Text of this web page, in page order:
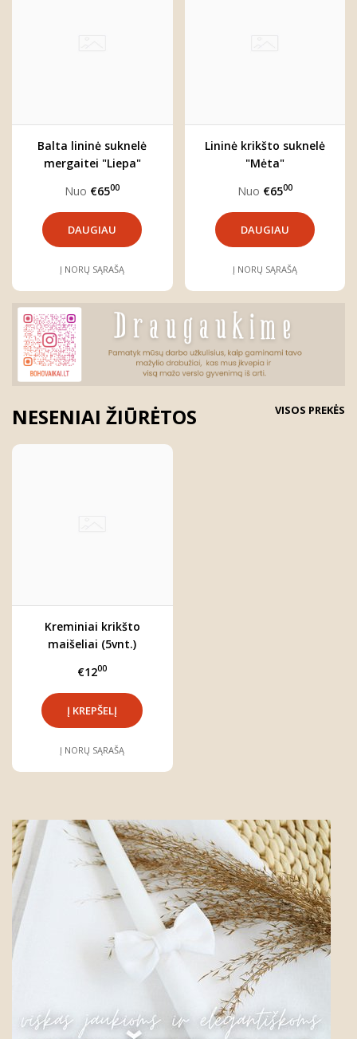
Balta lininė suknelė
mergaitei "Liepa"
Nuo €6500
DAUGIAU
Į NORŲ SĄRAŠĄ
Lininė krikšto suknelė
"Mėta"
Nuo €6500
DAUGIAU
Į NORŲ SĄRAŠĄ
NESENIAI ŽIŪRĖTOS VISOS PREKĖS
Kreminiai krikšto
maišeliai (5vnt.)
€1200
Į NORŲ SĄRAŠĄ